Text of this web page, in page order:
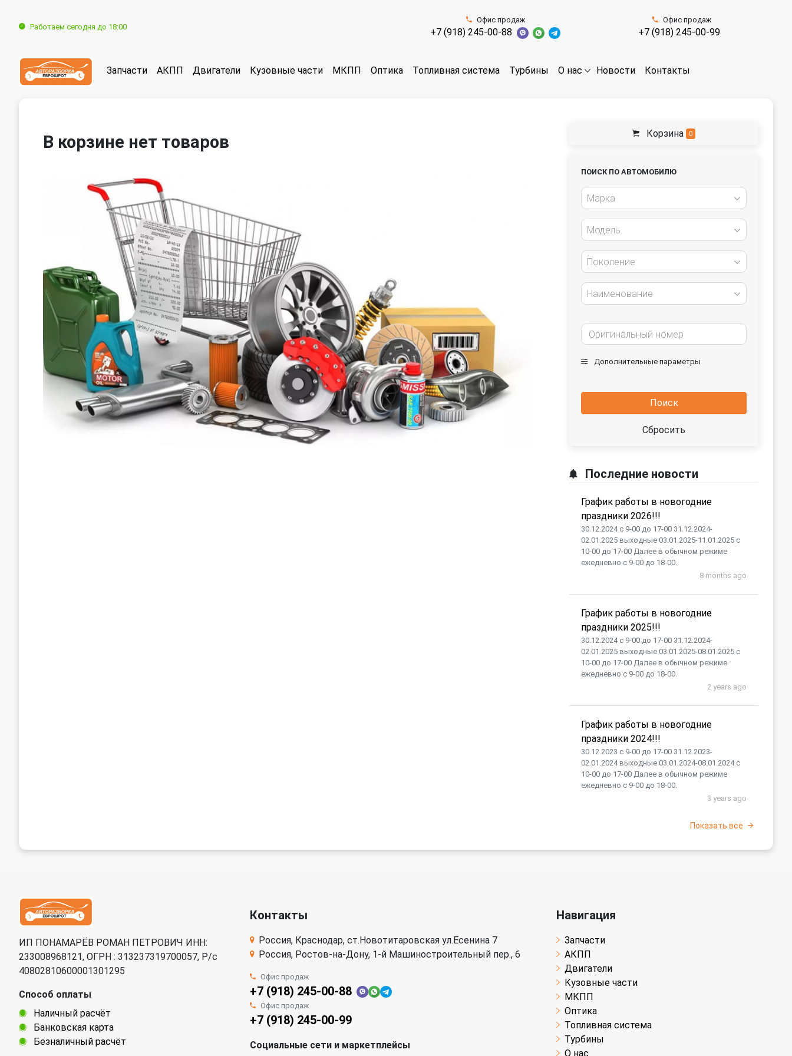
Работаем сегодня до 18:00
Офис продаж
+7 (918) 245-00-88
Офис продаж
+7 (918) 245-00-99
Запчасти АКПП Двигатели Кузовные части МКПП Оптика Топливная система Турбины О нас Новости Контакты
В корзине нет товаров Корзина 0
ПОИСК ПО АВТОМОБИЛЮ
Марка
Модель
Поколение
Наименование
Дополнительные параметры
Поиск
Сбросить
Последние новости
График работы в новогодние
праздники 2026!!!
30.12.2024 с 9-00 до 17-00 31.12.2024-
02.01.2025 выходные 03.01.2025-11.01.2025 с
10-00 до 17-00 Далее в обычном режиме
ежедневно с 9-00 до 18-00.
8 months ago
График работы в новогодние
праздники 2025!!!
30.12.2024 с 9-00 до 17-00 31.12.2024-
02.01.2025 выходные 03.01.2025-08.01.2025 с
10-00 до 17-00 Далее в обычном режиме
ежедневно с 9-00 до 18-00.
2 years ago
График работы в новогодние
праздники 2024!!!
30.12.2023 с 9-00 до 17-00 31.12.2023-
02.01.2024 выходные 03.01.2024-08.01.2024 с
10-00 до 17-00 Далее в обычном режиме
ежедневно с 9-00 до 18-00.
3 years ago
Показать все
ИП ПОНАМАРЁВ РОМАН ПЕТРОВИЧ ИНН:
233008968121, ОГРН : 313237319700057, Р/c
40802810600001301295
Способ оплаты
Наличный расчёт
Банковская карта
Безналичный расчёт
Контакты
Россия, Краснодар, ст.Новотитаровская ул.Есенина 7
Россия, Ростов-на-Дону, 1-й Машиностроительный пер., 6
Офис продаж
+7 (918) 245-00-88
Офис продаж
+7 (918) 245-00-99
Социальные сети и маркетплейсы
Навигация
Запчасти
АКПП
Двигатели
Кузовные части
МКПП
Оптика
Топливная система
Турбины
О нас